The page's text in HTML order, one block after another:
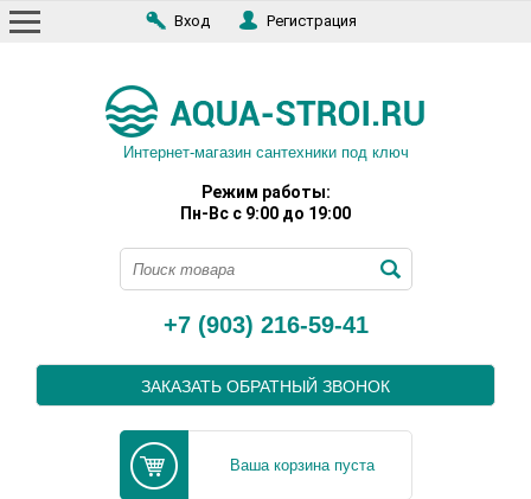
Вход Регистрация
Интернет-магазин сантехники под ключ
Режим работы:
Пн-Вс с 9:00 до 19:00
+7 (903) 216-59-41
ЗАКАЗАТЬ ОБРАТНЫЙ ЗВОНОК
Ваша корзина пуста